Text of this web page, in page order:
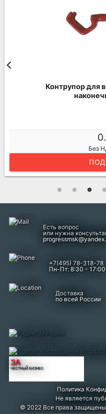
Контрупор для
Без
Есть вопрос
или нужна
+7(495) 78-318-78
Пн-Пт: 8:30 - 17:00
Доставка
по всей России
ЗА
ЧЕСТНЫЙ БИЗНЕС
Политика
Не является
© 2022 Все права